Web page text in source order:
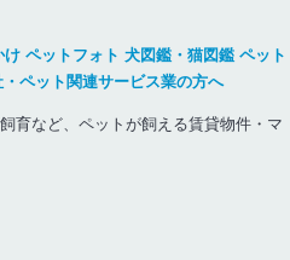
け ペットフォト 犬図鑑・猫図鑑 ペット
ペット関連サービス業の方へ
育など、ペットが飼える賃貸物件・マ